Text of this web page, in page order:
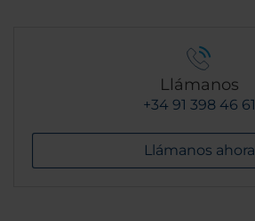
Llámanos
+34 91 398 46 61
Llámanos ahora